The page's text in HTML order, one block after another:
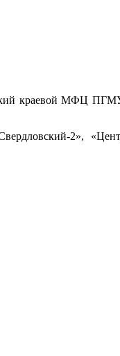
краевой МФЦ
2»,